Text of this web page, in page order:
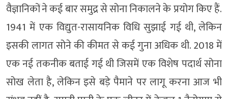
वैज्ञानिकों ने कई बार समुद्र से सोना निकालने के प्रयोग किए हैं.
1941 में एक विद्युत-रासायनिक विधि सुझाई गई थी, लेकिन
इसकी लागत सोने की कीमत से कई गुना अधिक थी. 2018 में
एक नई तकनीक बताई गई थी जिसमें एक विशेष पदार्थ सोना
सोख लेता है, लेकिन इसे बड़े पैमाने पर लागू करना आज भी